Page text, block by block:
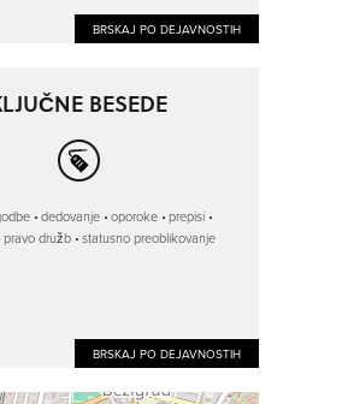
BRSKAJ PO DEJAVNOSTIH
BESEDE
dedovanje oporoke
prepisi
pravo družb statusno preoblikovanje
BRSKAJ PO DEJAVNOSTIH